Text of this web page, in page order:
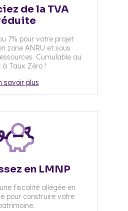
de la TVA
7% pour votre projet
zone ANRU et sous
Cumulable au
à Taux Zéro !
savoir plus
en LMNP
fiscalité allégée en
pour construire votre